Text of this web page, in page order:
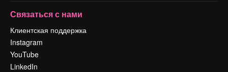
Связаться с нами
Клиентская поддержка
Instagram
YouTube
LinkedIn